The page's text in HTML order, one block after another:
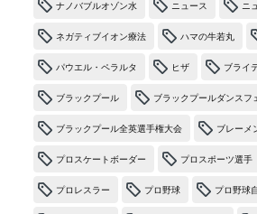
ナノバブルオゾン水 ニュース ニ
ネガティブイオン療法 ハマの牛若丸
パウエル・ペラルタ ヒザ ブライ
ブラックプール ブラックプールダンスフ
ブラックプール全英選手権大会 ブレーメ
プロスケートボーダー プロスポーツ選手
プロレスラー プロ野球 プロ野球